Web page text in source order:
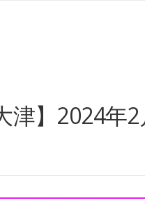
津】2024年